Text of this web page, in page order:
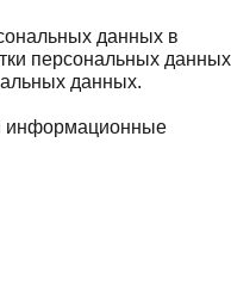
данных в
персональных данных
данных.
информационные